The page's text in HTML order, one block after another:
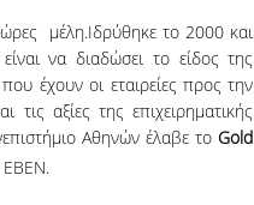
μέλη.Ιδρύθηκε το 2000 και
να διαδώσει το είδος της
έχουν οι εταιρείες προς την
τις αξίες της επιχειρηματικής
Αθηνών έλαβε το Gold